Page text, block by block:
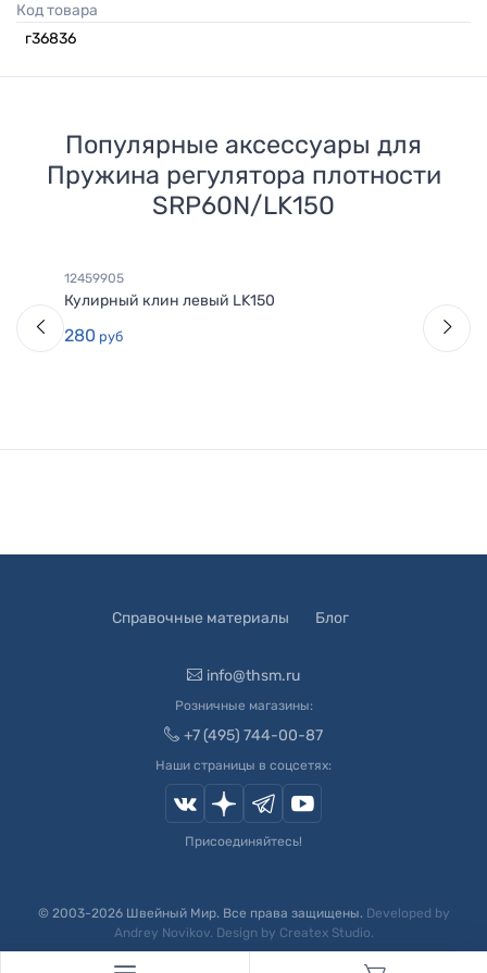
Код товара
г36836
Популярные аксессуары для
Пружина регулятора плотности
SRP60N/LK150
12459905
Кулирный клин левый LK150
280 руб
Справочные материалы Блог
info@thsm.ru
Розничные магазины:
+7 (495) 744-00-87
Наши страницы в соцсетях:
Присоединяйтесь!
© 2003-2026Швейный Мир. Все права защищены. Developed by
Andrey Novikov. Design by Createx Studio.